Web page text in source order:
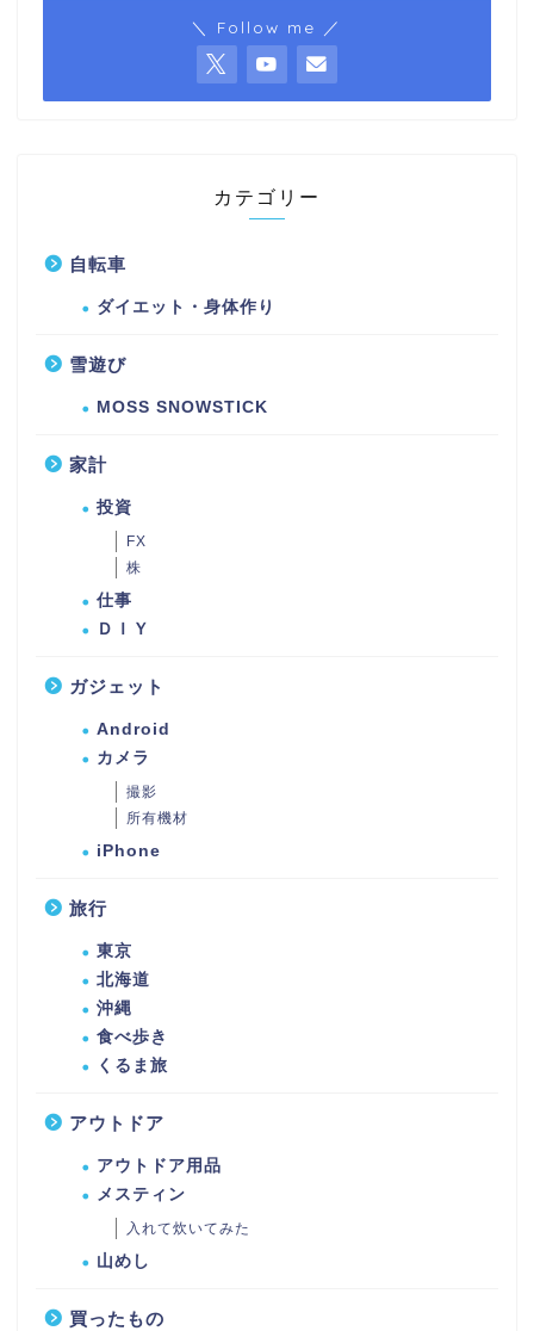
＼ Follow me ／
カテゴリー
自転車
ダイエット・身体作り
雪遊び
MOSS SNOWSTICK
家計
投資
FX
株
仕事
ＤＩＹ
ガジェット
Android
カメラ
撮影
所有機材
iPhone
旅行
東京
北海道
沖縄
食べ歩き
くるま旅
アウトドア
アウトドア用品
メスティン
入れて炊いてみた
山めし
買ったもの